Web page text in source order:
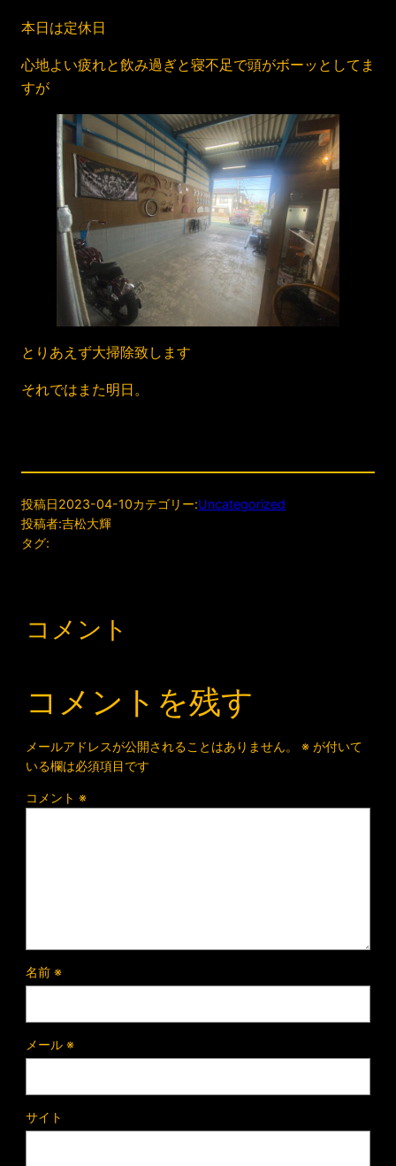
本日は定休日
心地よい疲れと飲み過ぎと寝不足で頭がボーッとしてま
すが
とりあえず大掃除致します
それではまた明日。
投稿日2023-04-10カテゴリー:Uncategorized
投稿者:吉松大輝
タグ:
コメント
コメントを残す
メールアドレスが公開されることはありません。 ※が付いて
いる欄は必須項目です
コメント ※
名前 ※
メール ※
サイト